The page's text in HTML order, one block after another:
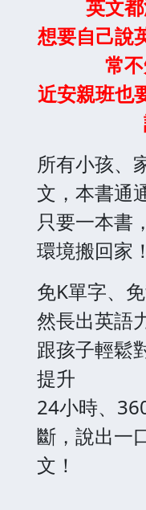
英文
想要自己說
常
近安親班也
所有小孩、
文，本書通
只要一本書
環境搬回家！
免K單字、
然長出英語
跟孩子輕鬆
提升
24小時、
斷，說出一
文！